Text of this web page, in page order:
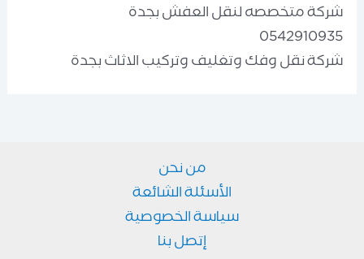
شركة متخصصه لنقل العفش بجدة
0542910935
شركة نقل وفك وتغليف وتركيب الاثاث بجدة
من نحن
الأسئلة الشائعة
سياسة الخصوصية
إتصل بنا